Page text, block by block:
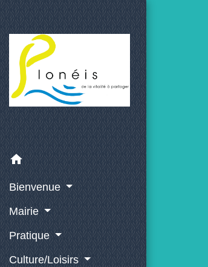
home
Bienvenue
Mairie
Pratique
Culture/Loisirs